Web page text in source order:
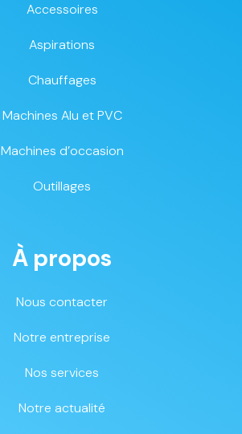
Accessoires
Aspirations
Chauffages
Machines Alu et PVC
Machines d’occasion
Outillages
À propos
Nous contacter
Notre entreprise
Nos services
Notre actualité